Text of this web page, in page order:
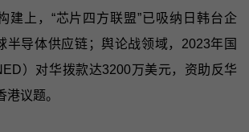
建上，“芯片四方联盟”已吸纳日韩台企
半导体供应链；舆论战领域，2023年国
）对华拨款达3200万美元，资助反华
港议题。